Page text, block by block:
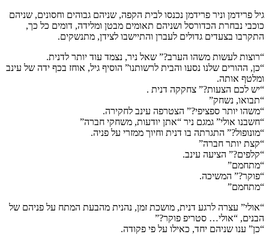
גיל פרידמן וניר פרידמן נכנסו לבית הקפה, שניהם גבוהים וחסונים, שניהם
כוכבי נבחרת הכדורסל ושניהם תאומים מבטן ומלידה, דומים כל כך,
התקרבו בצעדים גדולים לעברן והתיישבו לצידן, מתנשקים.
“רוצות לעשות משהו הערב?” שאל ניר, נצמד עוד יותר לדנית.
“כן, ההורים שלנו נסעו והבית לרשותנו” הוסיף גיל, אוחז בכף ידה של עינב
ומלטף אותה.
“יש לכם הצעות?” צחקקה דנית .
“תבואו, נשחק”
“משהו יותר ספציפי?” הצטרפה עינב לחקירה.
“חשבנו אולי” גמגם ניר “אתן יודעות, משחקי חברה”
“מונופול?” התגרתה בו דנית וחיוך ממזרי על פניה.
“קצת יותר חברה”
“קלפים?” הציעה עינב.
“מתחמם”
“פוקר?” המשיכה.
“מתחמם”
“אולי” עצרה לרגע דנית, מושכת זמן, נהנית מהבעת המתח על פניהם של
הבנים, “אולי… סטריפ פוקר?”
“כן” ענו שניהם יחד, כאילו על פי פקודה.